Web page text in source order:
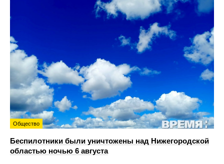
Общество
Беспилотники были уничтожены над Нижегородской
областью ночью 6 августа